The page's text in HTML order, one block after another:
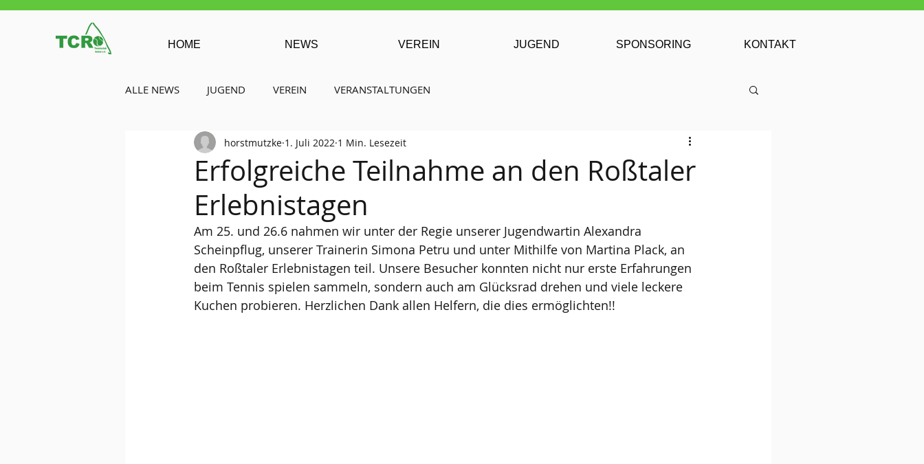
HOME NEWS VEREIN JUGEND SPONSORING KONTAKT
ALLE NEWS JUGEND VEREIN VERANSTALTUNGEN
Erfolgreiche Teilnahme an den Roßtaler
Erlebnistagen
horstmutzke 1. Juli 2022 1 Min. Lesezeit
Am 25. und 26.6 nahmen wir unter der Regie unserer Jugendwartin Alexandra
Scheinpflug, unserer Trainerin Simona Petru und unter Mithilfe von Martina Plack, an
den Roßtaler Erlebnistagen teil. Unsere Besucher konnten nicht nur erste Erfahrungen
beim Tennis spielen sammeln, sondern auch am Glücksrad drehen und viele leckere
Kuchen probieren. Herzlichen Dank allen Helfern, die dies ermöglichten!!